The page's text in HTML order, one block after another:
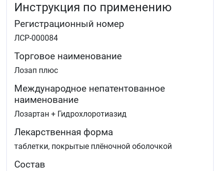
Инструкция по применению
Регистрационный номер
ЛСР-000084
Торговое наименование
Лозап плюс
Международное непатентованное
наименование
Лозартан + Гидрохлоротиазид
Лекарственная форма
таблетки, покрытые плёночной оболочкой
Состав